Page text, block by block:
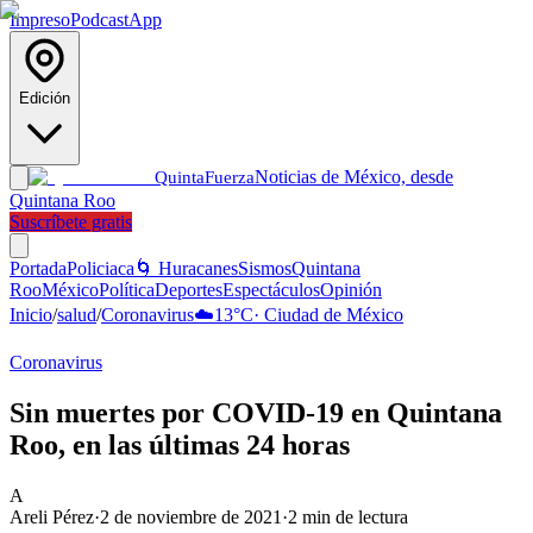
ImpresoPodcastApp
Edición
QuintaFuerzaNoticias de México, desde
Quintana Roo
Suscríbete gratis
PortadaPoliciaca 🌀 HuracanesSismosQuintana
RooMéxicoPolíticaDeportesEspectáculosOpinión
Inicio/salud/Coronavirus☁️13°C· Ciudad de México
Coronavirus
Sin muertes por COVID-19 en Quintana
Roo, en las últimas 24 horas
A
Areli Pérez·2 de noviembre de 2021 ·2 min de lectura